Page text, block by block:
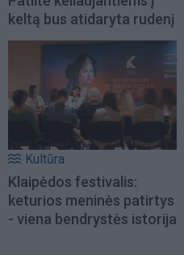
keltą bus atidaryta rudenį
Kultūra
Klaipėdos festivalis:
keturios meninės patirtys
- viena bendrystės istorija